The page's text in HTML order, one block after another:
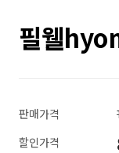
필웰
판매가격
할인가격